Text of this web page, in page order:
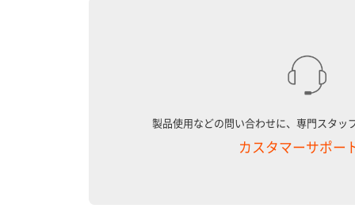
製品使用などの問い合わせに、専門スタッ
カスタマーサポー